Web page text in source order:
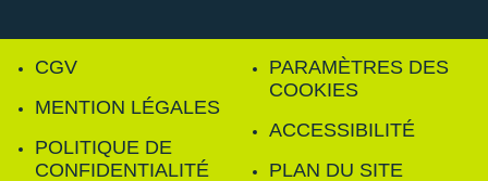
CGV
MENTION LÉGALES
POLITIQUE DE
CONFIDENTIALITÉ
PARAMÈTRES DES
COOKIES
ACCESSIBILITÉ
PLAN DU SITE